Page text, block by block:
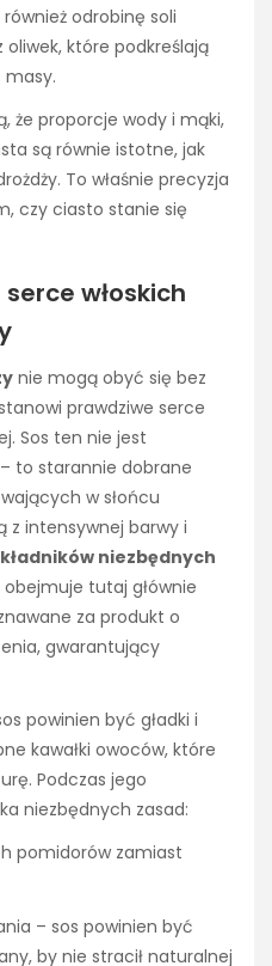
odrobinę soli
oliwek, które podkreślają
masy.
że proporcje wody i mąki,
są równie istotne, jak
To właśnie precyzja
czy ciasto stanie się
włoskich
nie mogą obyć się bez
prawdziwe serce
Sos ten nie jest
to starannie dobrane
w słońcu
z intensywnej barwy i
niezbędnych
obejmuje tutaj głównie
za produkt o
gwarantujący
powinien być gładki i
kawałki owoców, które
Podczas jego
niezbędnych zasad:
pomidorów zamiast
– sos powinien być
by nie stracił naturalnej